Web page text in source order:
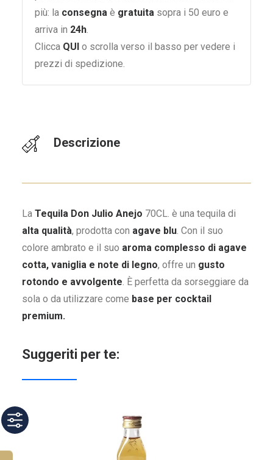
più: la consegna è gratuita sopra i 50 euro e
arriva in 24h.
Clicca QUI o scrolla verso il basso per vedere i
prezzi di spedizione.
Descrizione
La Tequila Don Julio Anejo 70CL. è una tequila di
alta qualità, prodotta con agave blu. Con il suo
colore ambrato e il suo aroma complesso di agave
cotta, vaniglia e note di legno, offre un gusto
rotondo e avvolgente. È perfetta da sorseggiare da
sola o da utilizzare come base per cocktail
premium.
Suggeriti per te: